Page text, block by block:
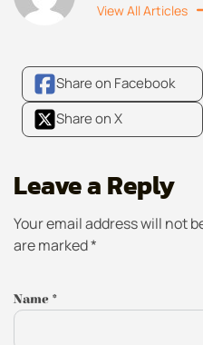
View All Articles
Share on Facebook
Share on X
Leave a Reply
Your email address will not
are marked*
Name *